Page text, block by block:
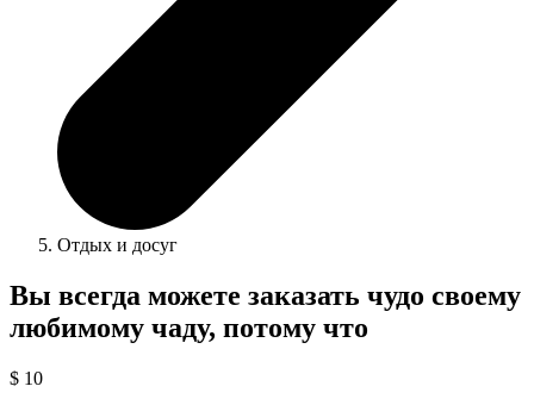
Отдых и досуг
Вы всегда можете заказать чудо своему
любимому чаду, потому что
$ 10